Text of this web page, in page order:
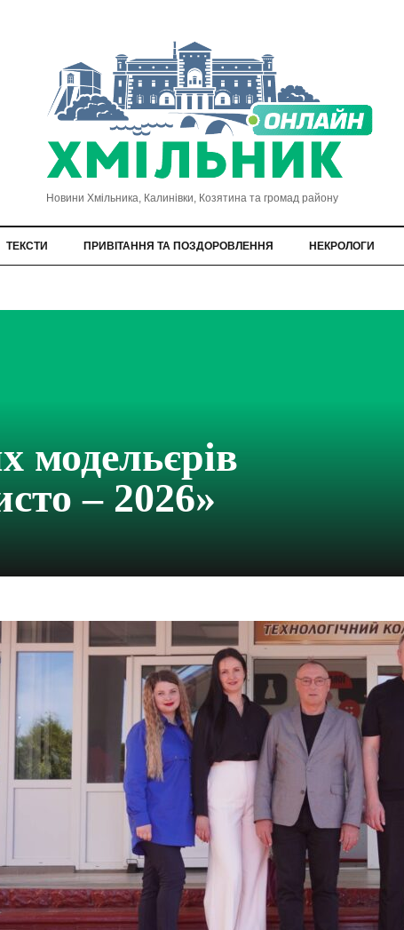
Новини Хмільника, Калинівки, Козятина та громад району
ТЕКСТИ ПРИВІТАННЯ ТА ПОЗДОРОВЛЕННЯ НЕКРОЛОГИ
модельєрів
– 2026»